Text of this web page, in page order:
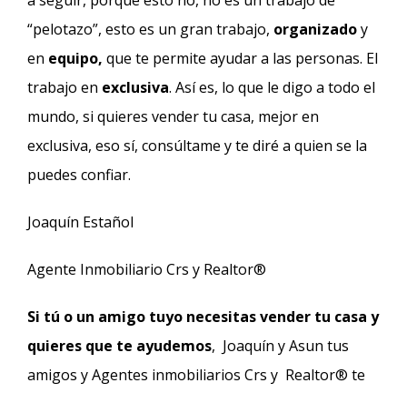
“pelotazo”, esto es un gran trabajo, organizadoy
en equipo, que te permite ayudar a las personas. El
trabajo en exclusiva. Así es, lo que le digo a todo el
mundo, si quieres vender tu casa, mejor en
exclusiva, eso sí, consúltame y te diré a quien se la
puedes confiar.
Joaquín Estañol
Agente Inmobiliario Crs y Realtor®
Si tú o un amigo tuyo necesitas vender tu casa y
quieres que te ayudemos, Joaquín y Asun tus
amigos y Agentes inmobiliarios Crs y Realtor® te